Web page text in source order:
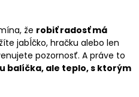
že robiť radosť má
jabĺčko, hračku alebo len
pozornosť. A práve to
balíčka, ale teplo, s ktorým